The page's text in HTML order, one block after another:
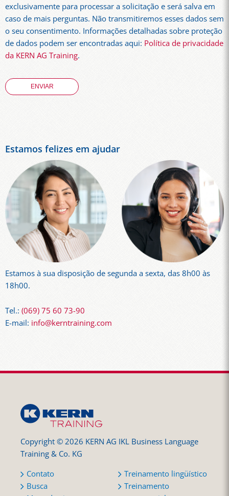
exclusivamente para processar a solicitação e será salva em
caso de mais perguntas. Não transmitiremos esses dados sem
o seu consentimento. Informações detalhadas sobre proteção
de dados podem ser encontradas aqui: Política de privacidade
da KERN AG Training.
Estamos felizes em ajudar
Estamos à sua disposição de segunda a sexta, das 8h00 às
18h00.
Tel.: (069) 75 60 73-90
E-mail: info@kerntraining.com
Copyright © 2026 KERN AG IKL Business Language
Training & Co. KG
Contato
Busca
Treinamento lingüístico
Treinamento